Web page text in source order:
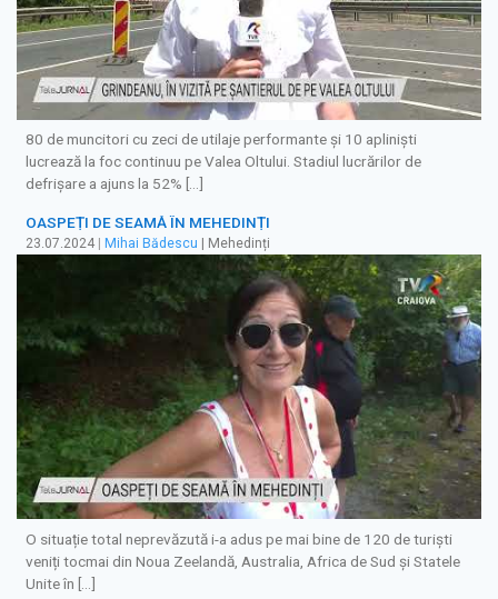
80 de muncitori cu zeci de utilaje performante și 10 apliniști
lucrează la foc continuu pe Valea Oltului. Stadiul lucrărilor de
defrişare a ajuns la 52% […]
OASPEȚI DE SEAMĂ ÎN MEHEDINȚI
23.07.2024 | Mihai Bădescu | Mehedinți
O situație total neprevăzută i-a adus pe mai bine de 120 de turiști
veniți tocmai din Noua Zeelandă, Australia, Africa de Sud și Statele
Unite în […]